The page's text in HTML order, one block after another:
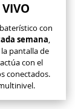
VIVO
con
semana,
pantalla de
con el
conectados.